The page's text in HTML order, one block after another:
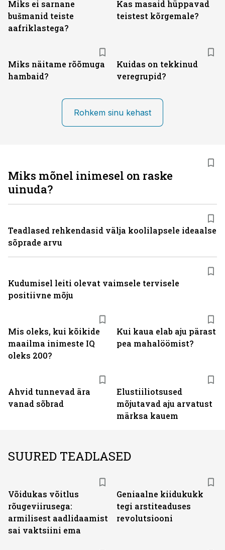
Miks ei sarnane
bušmanid teiste
aafriklastega?
Kas masaid hüppavad
teistest kõrgemale?
Miks näitame rõõmuga
hambaid?
Kuidas on tekkinud
veregrupid?
Rohkem sinu kehast
Mis oleks, kui kõikide
maailma inimeste IQ
oleks 200?
Kui kaua elab aju pärast
pea mahalöömist?
Ahvid tunnevad ära
vanad sõbrad
Elustiiliotsused
mõjutavad aju arvatust
märksa kauem
Miks mõnel inimesel on raske
uinuda?
Teadlased rehkendasid välja koolilapsele ideaalse
sõprade arvu
Kudumisel leiti olevat vaimsele tervisele
positiivne mõju
SUURED TEADLASED
Võidukas võitlus
rõugeviirusega:
armilisest aadlidaamist
sai vaktsiini ema
Geniaalne kiidukukk
tegi arstiteaduses
revolutsiooni